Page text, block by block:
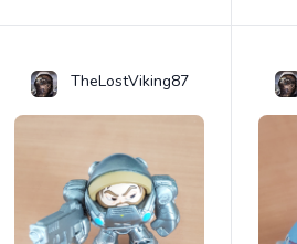
TheLostViking87